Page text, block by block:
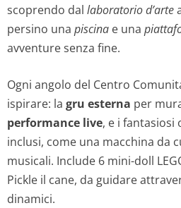
scoprendo dal laboratorio d’arte
persino una piscina e una
avventure senza fine.
Ogni angolo del Centro
ispirare: la gru esterna per
performance live, e i fantasiosi
inclusi, come una macchina da
musicali. Include 6 mini-doll
Pickle il cane, da guidare
dinamici.